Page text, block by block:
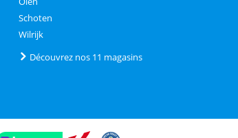
Schoten
Wilrijk
Découvrez nos 11 magasins